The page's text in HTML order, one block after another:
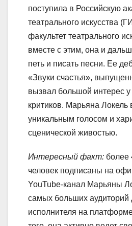
поступила в Российскую
театрального искусства
факультет театрального
вместе с этим, она и
петь и писать песни. Ее
«Звуки счастья»,
вызвал большой интерес у
критиков. Марьяна Локель
уникальным голосом и
сценической живостью.
Интересный факт: более
человек подписаны на
YouTube-канал Марьяны
самых больших аудиторий
исполнителя на